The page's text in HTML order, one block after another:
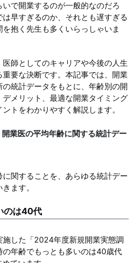
で開業するのが一般的なのだろ
は早すぎるのか、それとも遅すぎる
抱く先生も多くいらっしゃいま
師としてのキャリアや今後の人生
要な決断です。本記事では、開業
統計データをもとに、年齢別の開
メリット、最適な開業タイミング
トをわかりやすく解説します。
開業医の平均年齢に関する統計デー
に関することを、あらゆる統計デー
ます。
のは40代
施した「2024年度新規開業実態調
年齢でもっとも多いのは40歳代